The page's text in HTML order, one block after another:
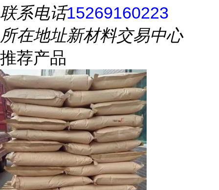
联系电话15269160223
所在地址新材料交易中心
推荐产品